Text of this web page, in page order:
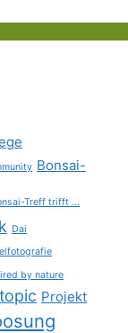
Bonsai-
Treff trifft ...
Dai
by nature
Projekt